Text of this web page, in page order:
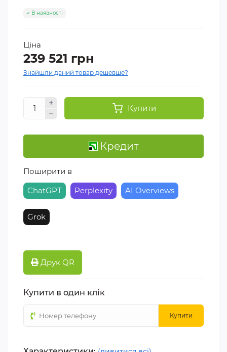
В наявності
Ціна
239 521 грн
Знайшли даний товар дешевше?
Купити
Кредит
Поширити в
ChatGPT
Perplexity AI Overviews
Grok
Друк QR
Купити в один клік
Купити